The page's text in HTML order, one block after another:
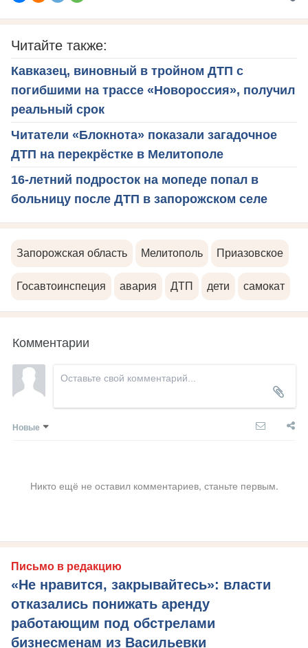
Читайте также:
Кавказец, виновный в тройном ДТП с
погибшими на трассе «Новороссия», получил
реальный срок
Читатели «Блокнота» показали загадочное
ДТП на перекрёстке в Мелитополе
16-летний подросток на мопеде попал в
больницу после ДТП в запорожском селе
Запорожская область Мелитополь Приазовское
Госавтоинспеция авария ДТП дети самокат
Комментарии
Новые
Никто ещё не оставил комментариев, станьте первым.
Письмо в редакцию
«Не нравится, закрывайтесь»: власти
отказались понижать аренду
работающим под обстрелами
бизнесменам из Васильевки